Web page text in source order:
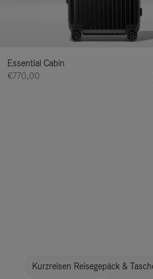
Essential Cabin
€770,00
Kurzreisen Reisegepäck &